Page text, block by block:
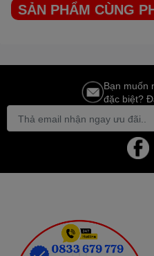
với công nghệ
dàng để bảo quản thực phẩm
Ngoài ra công nghệ này còn
và làm lạnh nhanh.
Tích hợp một
Khóa cửa tủ: An toàn hơn nhất
việc trẻ nghịch mở cửa tủ nhiều
SẢN PHẨM CÙNG
Bạn muốn
đặc biệt?